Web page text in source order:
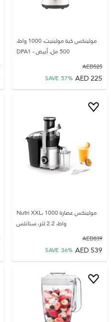
مولينكس كبة مولينيت، 1000 واط،
500 مل، أبيض - DPA1
525
AED
225
AED
SAVE 57%
مولينكس عصارة Nutri XXL، 1000
واط، 2.2 لتر، ستانلس
839
AED
539
AED
SAVE 36%